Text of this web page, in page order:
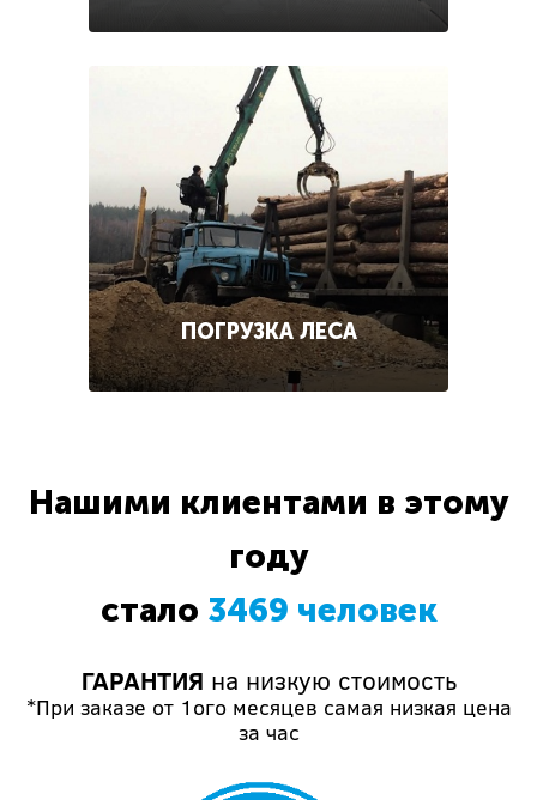
ПОГРУЗКА ЛЕСА
Нашими клиентами в этому
году
стало 3469 человек
ГАРАНТИЯ на низкую стоимость
*При заказе от 1ого месяцев самая низкая цена
за час